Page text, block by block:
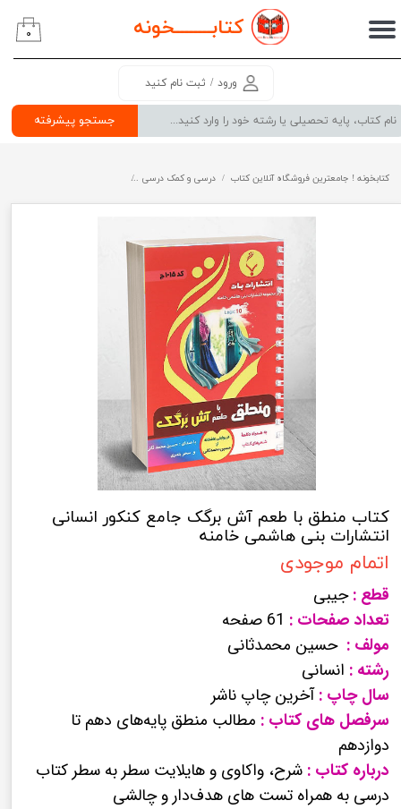
کتابــــــــخونه
جستجو پیشرفته
ورود / ثبت نام کنید
حساب کاربری من
سفارشات
۰
کتابخونه ! جامعترین فروشگاه آنلاین کتاب درسی و کمک درسی
کتاب منطق با طعم آش برگک جامع کنکور انسانی
انتشارات بنی هاشمی خامنه
اتمام موجودی
قطع :جیبی
تعداد صفحات :
مولف : حسین محمدثانی
رشته : انسانی
سال چاپ :آخرین چاپ ناشر
سرفصل های کتاب : مطالب منطق پایه‌های دهم تا
دوازدهم
درباره کتاب : شرح، واکاوی و هایلایت سطر به سطر کتاب
درسی به همراه تست های هدف‌دار و چالشی